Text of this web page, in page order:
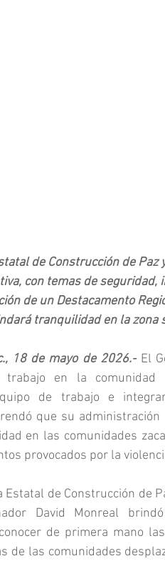
de Construcción de
con temas de
de un Destacamento
tranquilidad en la zona
18 de mayo de 2026.- El
en la comunidad
de trabajo e
que su
en las comunidades
provocados por la
de Construcción de
David Monreal
de primera mano
de las comunidades